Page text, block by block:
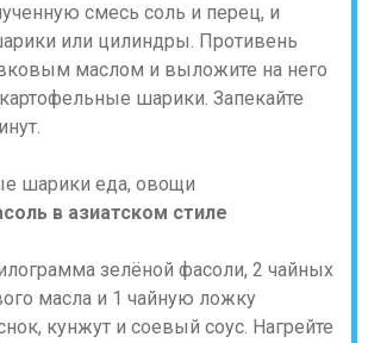
смесь соль и перец, и
или цилиндры. Противень
маслом и выложите на него
шарики. Запекайте
в азиатском стиле
зелёной фасоли, 2 чайных
масла и 1 чайную ложку
кунжут и соевый соус. Нагрейте